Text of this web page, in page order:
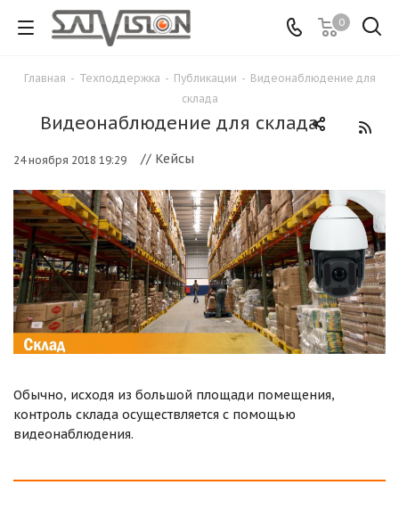
0
Главная - Техподдержка - Публикации - Видеонаблюдение для
склада
Видеонаблюдение для склада
24 ноября 2018 19:29 // Кейсы
Обычно, исходя из большой площади помещения,
контроль склада осуществляется с помощью
видеонаблюдения.